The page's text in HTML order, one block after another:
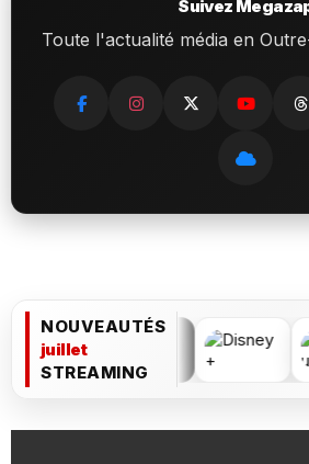
Suivez
Toute l'actualité média en
NOUVEAUTÉS
juillet
STREAMING